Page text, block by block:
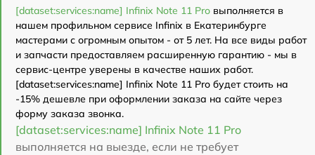
[dataset:services:name] Infinix Note 11 Pro выполняется в
нашем профильном сервисе Infinix в Екатеринбурге
мастерами с огромным опытом - от 5 лет. На все виды работ
и запчасти предоставляем расширенную гарантию - мы в
сервис-центре уверены в качестве наших работ.
[dataset:services:name] Infinix Note 11 Pro будет стоить на
-15% дешевле при оформлении заказа на сайте через
форму заказа звонка.
[dataset:services:name] Infinix Note 11 Pro
выполняется на выезде, если не требует